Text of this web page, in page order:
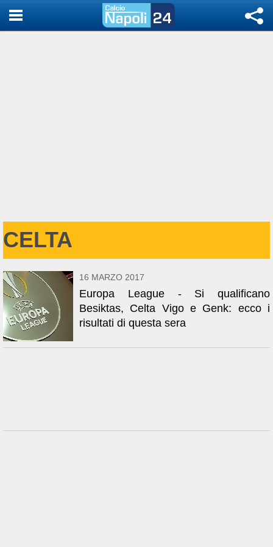
CELTA
16 MARZO 2017
Europa League - Si qualificano
Besiktas, Celta Vigo e Genk: ecco i
risultati di questa sera